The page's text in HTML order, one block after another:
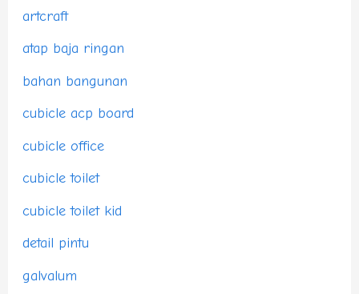
artcraft
atap baja ringan
bahan bangunan
cubicle acp board
cubicle office
cubicle toilet
cubicle toilet kid
detail pintu
galvalum